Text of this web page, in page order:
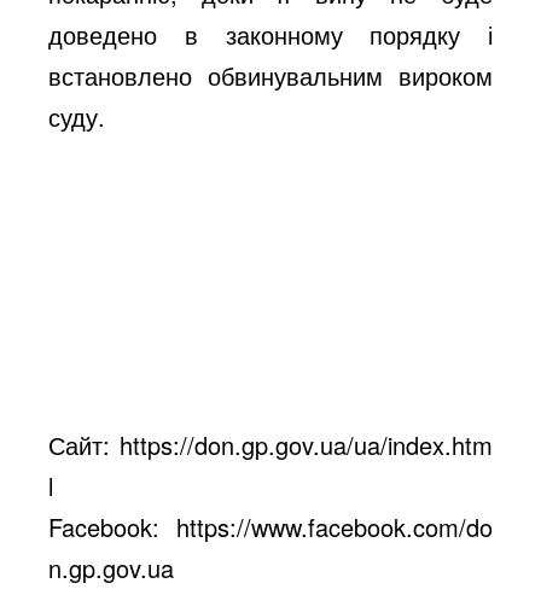
доведено в законному порядку і
встановлено обвинувальним вироком
суду.
Сайт: https://don.gp.gov.ua/ua/index.htm
l
Facebook: https://www.facebook.com/do
n.gp.gov.ua